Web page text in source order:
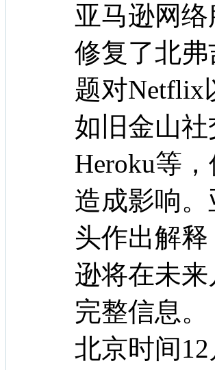
亚马逊网
修复了北
题对Netflix
如旧金山社
Heroku等
造成影响
头作出解
逊将在未
完整信息。
北京时间